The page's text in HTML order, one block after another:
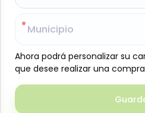
Filete de pescado Castero
excelente calidad. Ideal
al horno o empanizado. Su
delicado lo convierten en
deliciosa para toda la familia.
Municipio
Ahora podrá personalizar su
que desee realizar una compra
Municipio
Ahora podrá personalizar su
que desee realizar una compra